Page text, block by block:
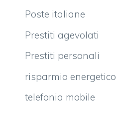
Poste italiane
Prestiti agevolati
Prestiti personali
risparmio energetico
telefonia mobile